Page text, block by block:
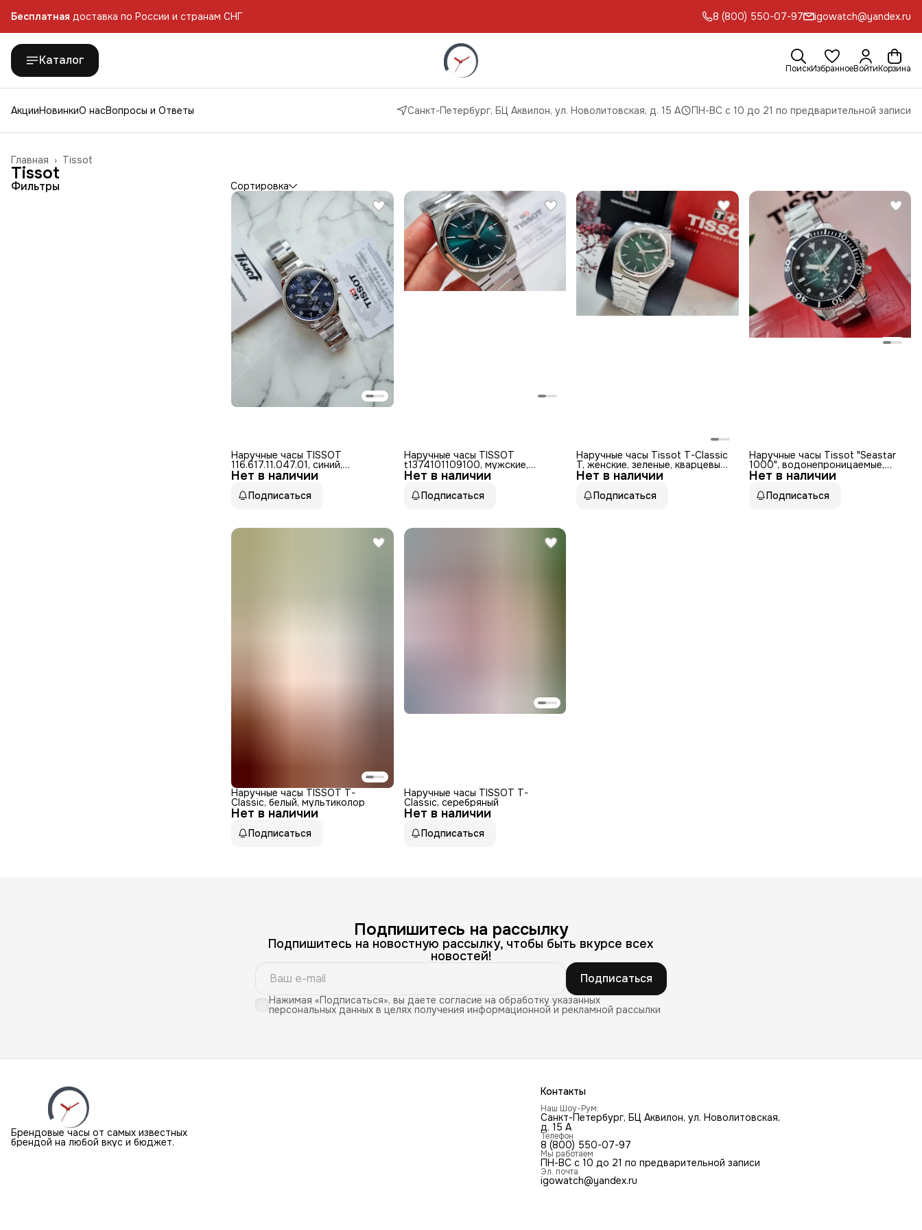
Бесплатная доставка по России и странам СНГ 8 (800) 550-07-97 igowatch@yandex.ru
Каталог
ПоискИзбранноеВойтиКорзина
АкцииНовинкиО насВопросы и Ответы Санкт-Петербург, БЦ Аквилон, ул. Новолитовская, д. 15 А ПН-ВС с 10 до 21 по предварительной записи
Tissot
Главная ›
Tissot
Фильтры Сортировка
Нет в наличии
Наручные часы TISSOT
116.617.11.047.01, синий,
серебряный
Подписаться
Нет в наличии
Наручные часы TISSOT
t1374101109100, мужские,
швейцарские кварцевые,
Подписаться
Нет в наличии
Наручные часы Tissot T-Classic
T, женские, зеленые, кварцевые,
WR100
Подписаться
Нет в наличии
Наручные часы Tissot "Seastar
1000", водонепроницаемые,
сапфировое стекло, мужские
Подписаться
Нет в наличии
Наручные часы TISSOT T-
Classic, белый, мультиколор
Подписаться
Нет в наличии
Наручные часы TISSOT T-
Classic, серебряный
Подписаться
Подпишитесь на рассылку
Подпишитесь на новостную рассылку, чтобы быть вкурсе всех
новостей!
Подписаться
Нажимая «Подписаться», вы даете согласие на обработку указанных
персональных данных в целях получения информационной и рекламной рассылки
Брендовые часы от самых известных
брендой на любой вкус и бюджет.
Контакты
Наш Шоу-Рум:
Санкт-Петербург, БЦ Аквилон, ул. Новолитовская,
д. 15 А
Телефон
8 (800) 550-07-97
Мы работаем
ПН-ВС с 10 до 21 по предварительной записи
Эл. почта
igowatch@yandex.ru